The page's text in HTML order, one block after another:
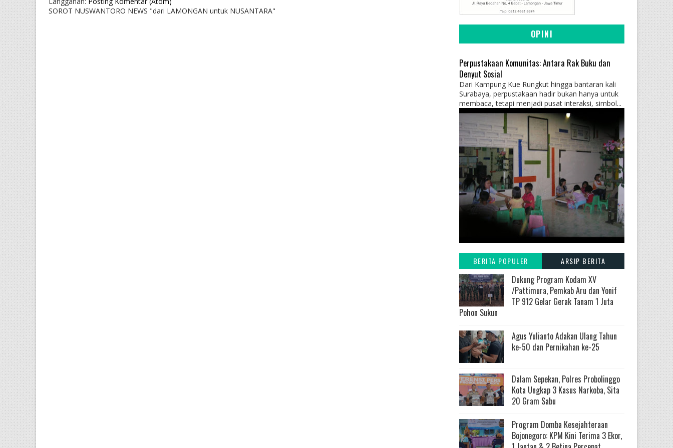
SOROT NUSWANTORO NEWS "dari LAMONGAN untuk NUSANTARA"
OPINI
Perpustakaan Komunitas: Antara Rak Buku dan
Denyut Sosial
Dari Kampung Kue Rungkut hingga bantaran kali
Surabaya, perpustakaan hadir bukan hanya untuk
membaca, tetapi menjadi pusat interaksi, simbol...
BERITA POPULER ARSIP BERITA
Dukung Program Kodam XV
/Pattimura, Pemkab Aru dan Yonif
TP 912 Gelar Gerak Tanam 1 Juta
Pohon Sukun
Agus Yulianto Adakan Ulang Tahun
ke-50 dan Pernikahan ke-25
Dalam Sepekan, Polres Probolinggo
Kota Ungkap 3 Kasus Narkoba, Sita
20 Gram Sabu
Program Domba Kesejahteraan
Bojonegoro: KPM Kini Terima 3 Ekor,